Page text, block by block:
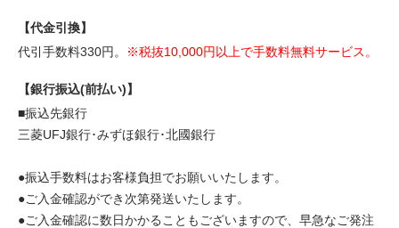
【代金引換】
代引手数料330円。
※税抜10,000円以上で手数料無料サービス。
【銀行振込(前払い)】
■振込先銀行
三菱UFJ銀行･みずほ銀行･北國銀行
●振込手数料はお客様負担でお願いいたします。
●ご入金確認ができ次第発送いたします。
●ご入金確認に数日かかることもございますので、早急なご発注